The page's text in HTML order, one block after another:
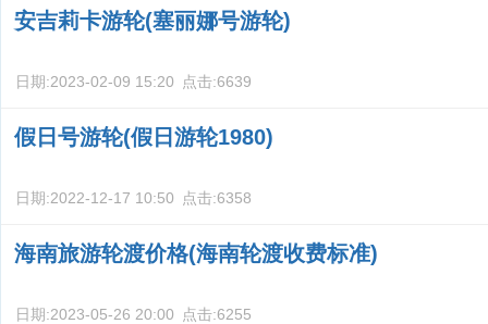
安吉莉卡游轮(塞丽娜号游轮)
日期:2023-02-09 15:20 点击:6639
假日号游轮(假日游轮1980)
日期:2022-12-17 10:50 点击:6358
海南旅游轮渡价格(海南轮渡收费标准)
日期:2023-05-26 20:00 点击:6255